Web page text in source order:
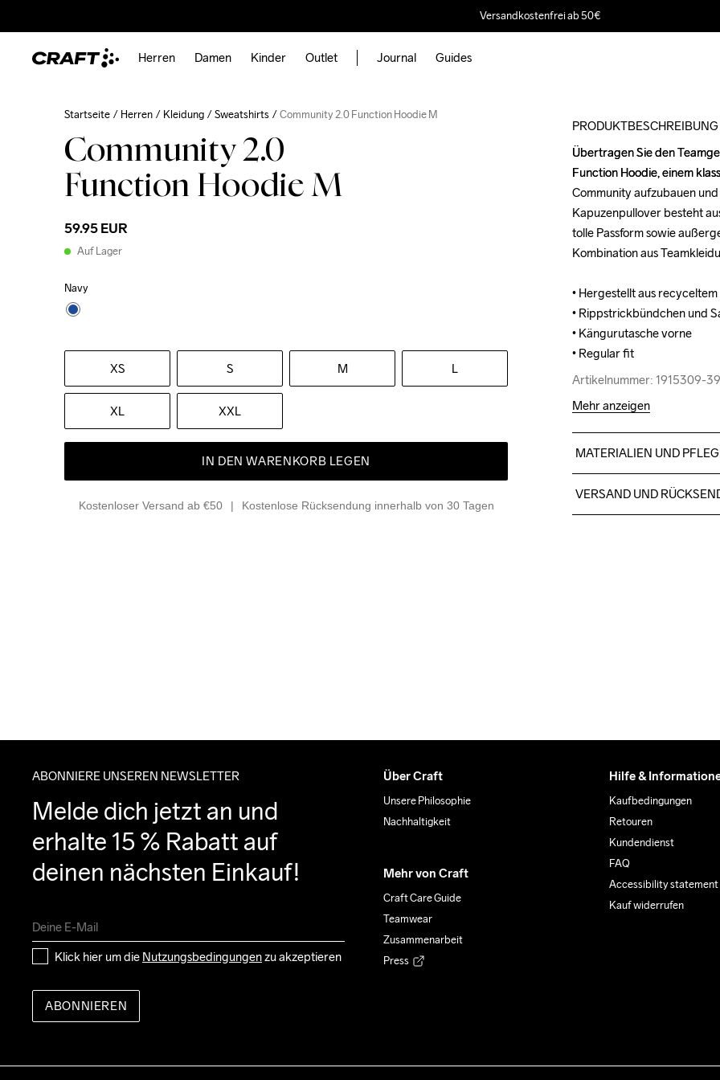
Versandkostenfrei ab 50€
Herren Damen Kinder Outlet Journal Guides
Startseite Herren Kleidung Sweatshirts Community 2.0 Function Hoodie M
Community 2.0
Function Hoodie M
59.95 EUR
Auf Lager
Navy
XS S M L
XL XXL
IN DEN WARENKORB LEGEN
Kostenloser Versand ab €50 Kostenlose Rücksendung innerhalb von 30 Tagen
PRODUKTBESCHREIBUNG
Übertragen Sie den
Function Hoodie, einem
Community aufzubauen
Kapuzenpullover besteht
tolle Passform sowie
Kombination aus
• Hergestellt aus
• Rippstrickbündchen und
• Kängurutasche vorne
• Regular fit
Artikelnummer: 1915309-
Übertragen Sie den
Function Hoodie, einem
Community aufzubauen
Kapuzenpullover besteht
tolle Passform sowie
Kombination aus
• Hergestellt aus
• Rippstrickbündchen und
• Kängurutasche vorne
• Regular fit
Artikelnummer: 1915309-
Mehr anzeigen
MATERIALIEN UND
100% Polyester (recycelt)
VERSAND UND
ABONNIERE UNSEREN NEWSLETTER
Melde dich jetzt an und
erhalte 15 % Rabatt auf
deinen nächsten Einkauf!
Klick hier um die Nutzungsbedingungen zu akzeptieren
ABONNIEREN
Über Craft
Unsere Philosophie
Nachhaltigkeit
Mehr von Craft
Craft Care Guide
Teamwear
Zusammenarbeit
Press
Hilfe &
Kaufbedingungen
Retouren
Kundendienst
FAQ
Accessibility statement
Kauf widerrufen